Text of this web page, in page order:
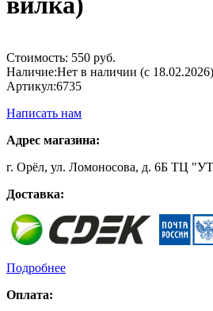
Стоимость: 550 руб.
Наличие:Нет в наличии (с 18.02.2026)
Артикул:6735
Написать нам
Адрес магазина:
г. Орёл, ул. Ломоносова, д. 6Б ТЦ
Доставка:
Подробнее
Оплата: